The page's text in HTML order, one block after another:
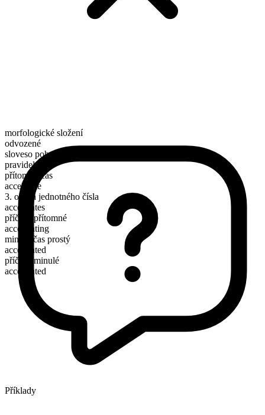
morfologické složení
odvozené
sloveso pohybu
pravidelné
přítomný čas
accelerate
3. osoba jednotného čísla
accelerates
příčestí přítomné
accelerating
minulý čas prostý
accelerated
příčestí minulé
accelerated
Příklady